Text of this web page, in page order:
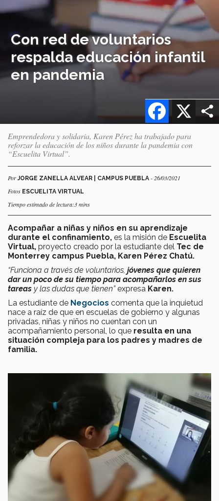
Con red de voluntarios
respalda educación infantil
en pandemia
X
Facebook
Emprendedora y solidaria, Karen Pérez ha trabajado para
reforzar la educación de los niños durante la pandemia con
“Escuelita Virtual”.
PorJORGE ZANELLA ALVEAR | CAMPUS PUEBLA - 26/03/2021
Fotos ESCUELITA VIRTUAL
Tiempo estimado de lectura:3 mins
Acompañar a niñas y niños en su aprendizaje
durante el confinamiento, es la misión de Escuelita
Virtual, proyecto creado por la estudiante del Tec de
Monterrey campus Puebla, Karen Pérez Chatú.
“Funciona a través de voluntarios, jóvenes que quieren
dar un poco de su tiempo para acompañarlos en sus
tareas y las dudas que tienen”expresa Karen.
La estudiante de Negocios comenta que la inquietud
nace a raíz de que en escuelas de gobierno y algunas
privadas, niñas y niños no cuentan con un
acompañamiento personal, lo que resulta en una
situación compleja para los padres y madres de
familia.